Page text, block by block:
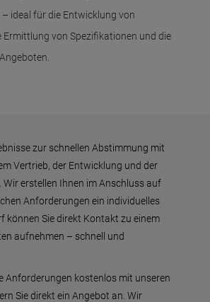
ideal für die Entwicklung von
Ermittlung von Spezifikationen und die
zur schnellen Abstimmung mit
Vertrieb, der Entwicklung und der
erstellen Ihnen im Anschluss auf
Anforderungen ein individuelles
können Sie direkt Kontakt zu einem
aufnehmen – schnell und
Anforderungen kostenlos mit unseren
Sie direkt ein Angebot an. Wir